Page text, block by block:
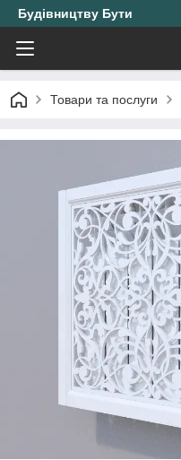
Будівництву Бути
Товари та послуги